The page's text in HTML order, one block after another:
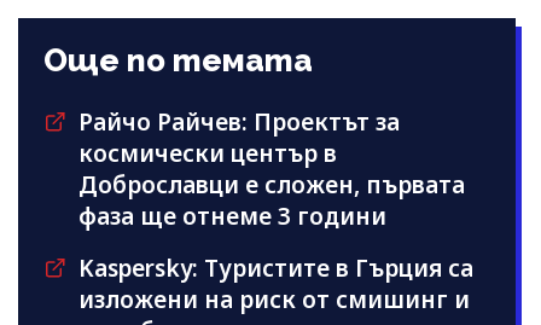
Още по темата
Райчо Райчев: Проектът за
космически център в
Доброславци е сложен, първата
фаза ще отнеме 3 години
Kaspersky: Туристите в Гърция са
изложени на риск от смишинг и